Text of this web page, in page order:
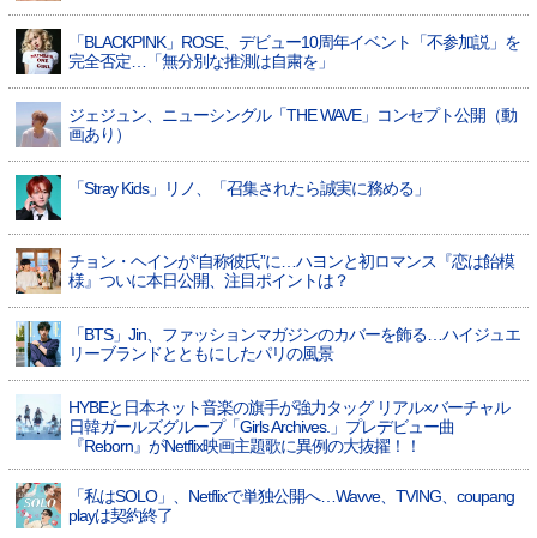
「BLACKPINK」ROSE、デビュー10周年イベント「不参加説」を
完全否定…「無分別な推測は自粛を」
ジェジュン、ニューシングル「THE WAVE」コンセプト公開（動
画あり）
「Stray Kids」リノ、「召集されたら誠実に務める」
チョン・ヘインが“自称彼氏”に…ハヨンと初ロマンス『恋は飴模
様』ついに本日公開、注目ポイントは？
「BTS」Jin、ファッションマガジンのカバーを飾る…ハイジュエ
リーブランドとともにしたパリの風景
HYBEと日本ネット音楽の旗手が強力タッグ リアル×バーチャル
日韓ガールズグループ「Girls Archives.」プレデビュー曲
『Reborn』がNetflix映画主題歌に異例の大抜擢！！
「私はSOLO」、Netflixで単独公開へ…Wavve、TVING、coupang
playは契約終了